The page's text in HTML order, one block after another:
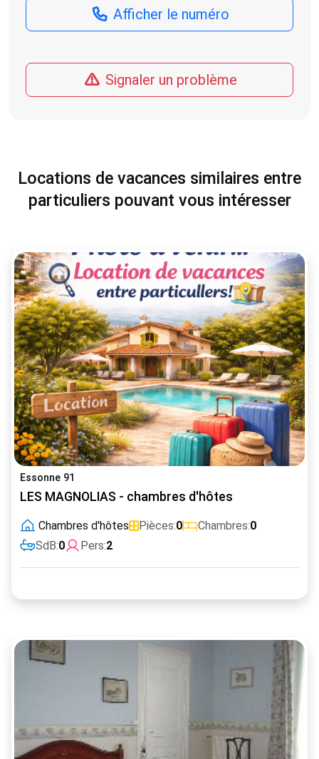
Afficher le numéro
Signaler un problème
Locations de vacances similaires entre
particuliers pouvant vous intéresser
Essonne 91
LES MAGNOLIAS - chambres d'hôtes
Chambres d'hôtes Pièces:0 Chambres:0
SdB:0 Pers:2